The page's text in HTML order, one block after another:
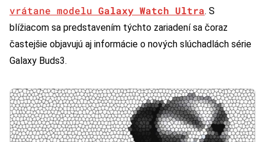
vrátane modelu Galaxy Watch Ultra. S
blížiacom sa predstavením týchto zariadení sa čoraz
častejšie objavujú aj informácie o nových slúchadlách série
Galaxy Buds3.